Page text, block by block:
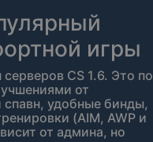
игры
CS 1.6. Это по
от
удобные бинды,
(AIM, AWP и
от админа, но